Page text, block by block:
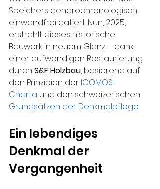
Speichers dendrochronologisch
einwandfrei datiert. Nun, 2025,
erstrahlt dieses historische
Bauwerk in neuem Glanz – dank
einer aufwendigen Restaurierung
durch S&F Holzbau, basierend auf
den Prinzipien der ICOMOS-
Charta und den schweizerischen
Grundsätzen der Denkmalpflege.
Ein lebendiges
Denkmal der
Vergangenheit